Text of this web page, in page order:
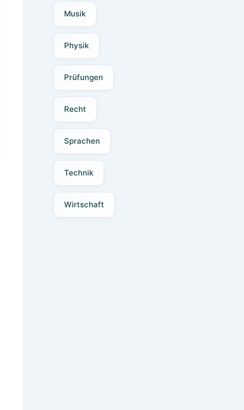
Musik
Physik
Prüfungen
Recht
Sprachen
Technik
Wirtschaft